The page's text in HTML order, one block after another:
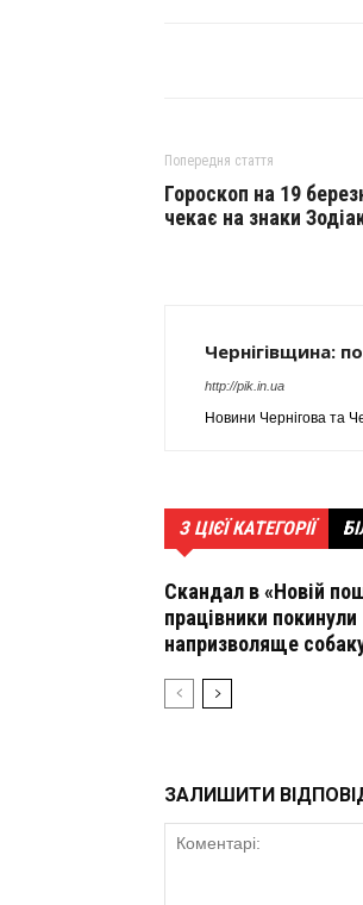
Попередня стаття
Гороскоп на 19
чекає на знаки
Чернігівщина:
http://pik.in.ua
Новини Чернігова та
З ЦІЄЇ КАТЕГОРІЇ
Скандал в «Новій
працівники покинули
напризволяще
ЗАЛИШИТИ